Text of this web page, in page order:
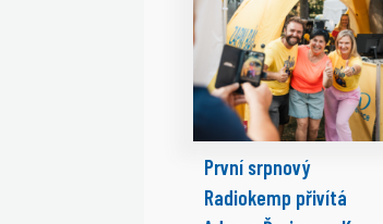
První srpnový
Radiokemp přivítá